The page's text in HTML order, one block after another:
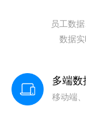
员工数
数据
多端数
移动端